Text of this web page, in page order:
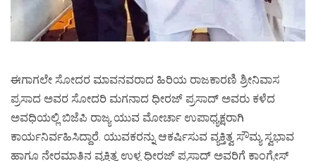
ಈಗಾಗಲೇ ಸೋದರ ಮಾವನವರಾದ ಹಿರಿಯ ರಾಜಕಾರಣಿ ಶ್ರೀನಿವಾಸ
ಪ್ರಸಾದ ಅವರ ಸೋದರಿ ಮಗನಾದ ಧೀರಜ್ ಪ್ರಸಾದ್ ಅವರು ಕಳೆದ
ಅವಧಿಯಲ್ಲಿ ಬಿಜೆಪಿ ರಾಜ್ಯ ಯುವ ಮೋರ್ಚಾ ಉಪಾಧ್ಯಕ್ಷರಾಗಿ
ಕಾರ್ಯನಿರ್ವಹಿಸಿದ್ದಾರೆ. ಯುವಕರನ್ನು ಆಕರ್ಷಿಸುವ ವ್ಯಕ್ತಿತ್ವ ಸೌಮ್ಯ ಸ್ವಭಾವ
ಹಾಗೂ ನೇರಮಾತಿನ ವ್ಯಕ್ತಿತ್ವ ಉಳ್ಳ ಧೀರಜ್ ಪ್ರಸಾದ್ ಅವರಿಗೆ ಕಾಂಗ್ರೇಸ್